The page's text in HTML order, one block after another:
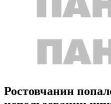
Ростовчанин